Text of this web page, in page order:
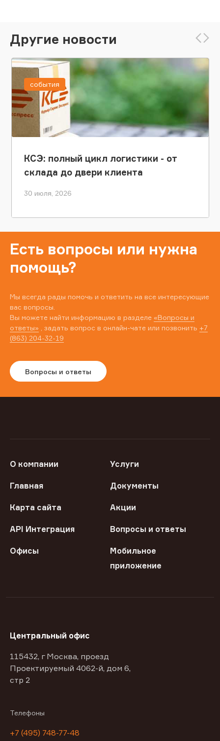
Другие новости
КСЭ: полный цикл логистики - от
склада до двери клиента
30 июля, 2026
события
Есть вопросы или нужна
помощь?
Мы всегда рады помочь и ответить на все интересующие
вас вопросы.
Вы можете найти информацию в разделе «Вопросы и
ответы» , задать вопрос в онлайн-чате или позвонить +7
(863) 204-32-19
Вопросы и ответы
О компании Услуги
Главная Документы
Карта сайта Акции
API Интеграция Вопросы и ответы
Офисы
Мобильное
приложение
Центральный офис
115432, г Москва, проезд
Проектируемый 4062-й, дом 6,
стр 2
Телефоны
+7 (495) 748-77-48